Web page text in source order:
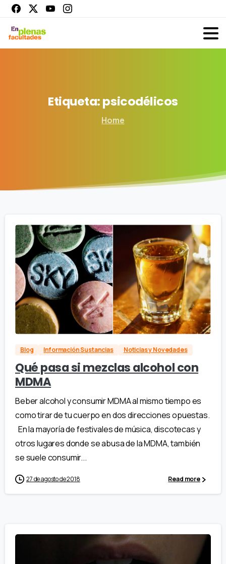
Etiqueta:psicodélicos
Home
Blog Información Sustancias Noticias y Novedades
Qué pasa si mezclas alcohol con
MDMA
Beber alcohol y consumir MDMA al mismo tiempo es
como tirar de tu cuerpo en dos direcciones opuestas.
En la mayoría de festivales de música, discotecas y
otros lugares donde se abusa de la MDMA, también
se suele consumir...
27 de agosto de 2018 Read more